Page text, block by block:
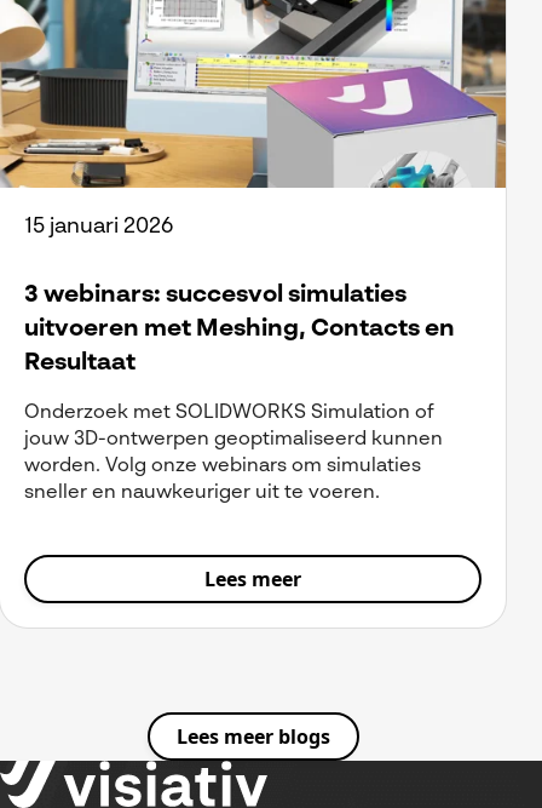
15 januari 2026
3 webinars: succesvol simulaties
uitvoeren met Meshing, Contacts en
Resultaat
Onderzoek met SOLIDWORKS Simulation of
jouw 3D-ontwerpen geoptimaliseerd kunnen
worden. Volg onze webinars om simulaties
sneller en nauwkeuriger uit te voeren.
Lees meer
Lees meer blogs